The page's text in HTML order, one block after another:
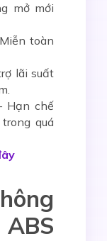
mở mới
toàn
lãi suất
Hạn chế
quá